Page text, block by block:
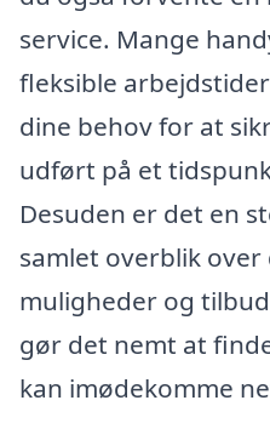
service. Mange
fleksible
dine behov for at
udført på et
Desuden er det en
samlet overblik over
muligheder og
gør det nemt at
kan imødekomme